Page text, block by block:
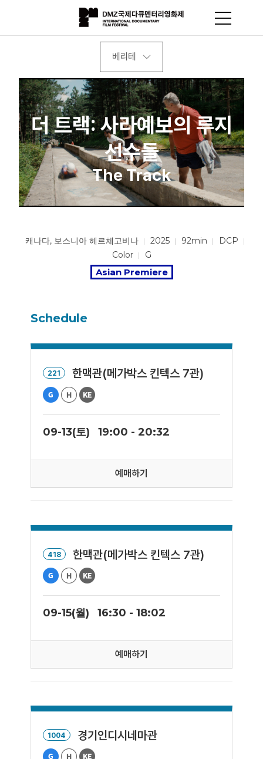
베리테
더 트랙: 사라예보의 루지
선수들
The Track
캐나다, 보스니아 헤르체고비나 2025 92min
DCP
Color
G
Asian Premiere
Schedule
221 한맥관(메가박스 킨텍스 7관)
09-13(토) 19:00 - 20:32
예매하기
418 한맥관(메가박스 킨텍스 7관)
09-15(월) 16:30 - 18:02
예매하기
1004 경기인디시네마관